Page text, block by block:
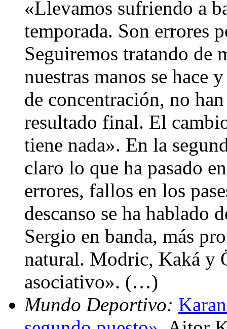
«Llevamos sufriendo a
temporada. Son errores
Seguiremos tratando de
nuestras manos se hace
de concentración, no
resultado final. El
tiene nada». En la
claro lo que ha pasado
errores, fallos en los
descanso se ha hablado
Sergio en banda, más
natural. Modric, Kaká y
asociativo». (…)
Mundo Deportivo: